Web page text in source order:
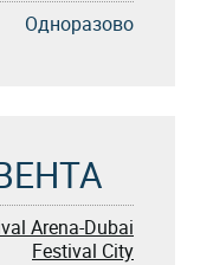
Одноразово
Arena-Dubai
Festival City